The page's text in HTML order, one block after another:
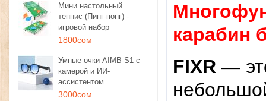
Мини настольный
теннис (Пинг-понг) -
игровой набор
1800сом
Умные очки AIMB-S1 с
камерой и ИИ-
ассистентом
3000сом
карабин
FIXR —